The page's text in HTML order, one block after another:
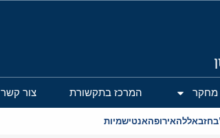
וביטחון
מחקר המרכז בתקשורת צור קשר
חזבאללהאירופהאנטישמיות